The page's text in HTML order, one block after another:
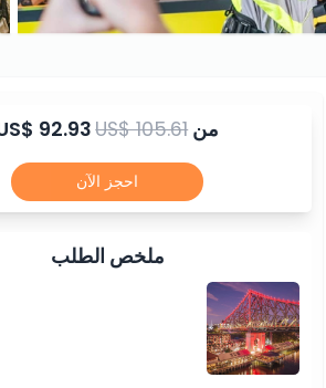
من 92.93US$ 105.61
احجز الآن
ملخص الطلب